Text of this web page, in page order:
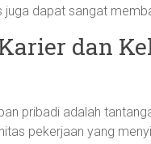
juga dapat sangat
dan
pribadi adalah
pekerjaan yang